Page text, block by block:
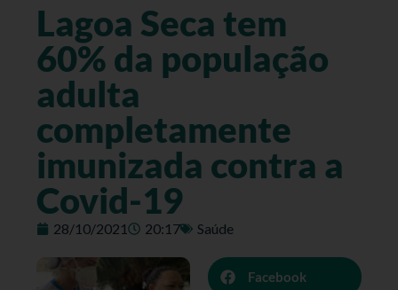
Lagoa Seca tem
60% da população
adulta
completamente
imunizada contra a
Covid-19
28/10/2021 20:17 Saúde
Facebook